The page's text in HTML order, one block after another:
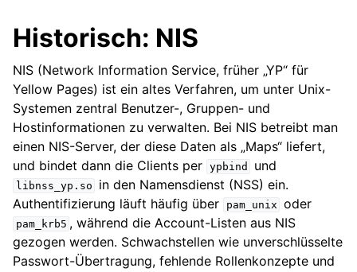
Historisch: NIS
NIS (Network Information Service, früher „YP“ für
Yellow Pages) ist ein altes Verfahren, um unter Unix-
Systemen zentral Benutzer-, Gruppen- und
Hostinformationen zu verwalten. Bei NIS betreibt man
einen NIS-Server, der diese Daten als „Maps“ liefert,
und bindet dann die Clients per ypbind und
libnss_yp.so
in den Namensdienst (NSS) ein.
Authentifizierung läuft häufig über
pam_unix oder
pam_krb5 , während die Account-Listen aus NIS
gezogen werden. Schwachstellen wie unverschlüsselte
Passwort-Übertragung, fehlende Rollenkonzepte und